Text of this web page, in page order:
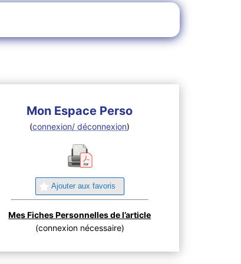
Mon Espace Perso
(connexion/ déconnexion)
Ajouter aux favoris
Mes Fiches Personnelles de l’article
(connexion nécessaire)